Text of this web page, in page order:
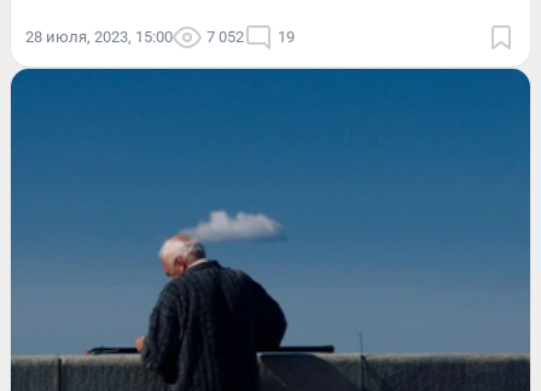
28 июля, 2023, 15:00 7 052 19